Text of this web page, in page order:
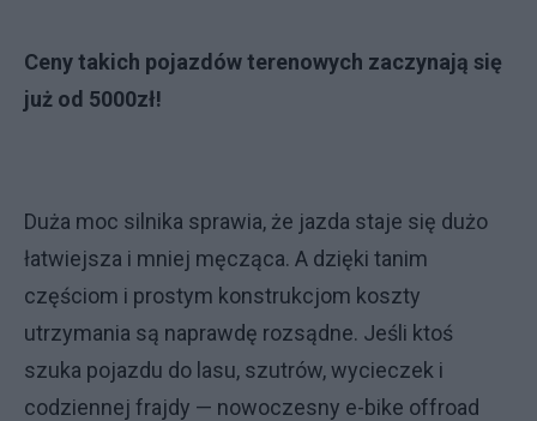
Ceny takich pojazdów terenowych zaczynają się
już od 5000zł!
Duża moc silnika sprawia, że jazda staje się dużo
łatwiejsza i mniej męcząca. A dzięki tanim
częściom i prostym konstrukcjom koszty
utrzymania są naprawdę rozsądne. Jeśli ktoś
szuka pojazdu do lasu, szutrów, wycieczek i
codziennej frajdy — nowoczesny e-bike offroad